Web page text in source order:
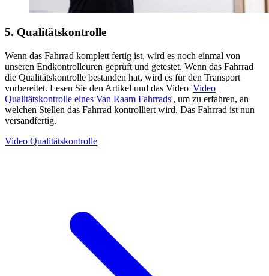
5. Qualitätskontrolle
Wenn das Fahrrad komplett fertig ist, wird es noch einmal von
unseren Endkontrolleuren geprüft und getestet. Wenn das Fahrrad
die Qualitätskontrolle bestanden hat, wird es für den Transport
vorbereitet. Lesen Sie den Artikel und das Video 'Video
Qualitätskontrolle eines Van Raam Fahrrads', um zu erfahren, an
welchen Stellen das Fahrrad kontrolliert wird. Das Fahrrad ist nun
versandfertig.
Video Qualitätskontrolle